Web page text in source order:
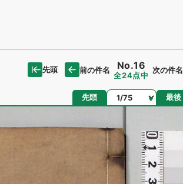
先頭 前の件名 No.16
全24点中
次の件名
先頭 ページ 最後